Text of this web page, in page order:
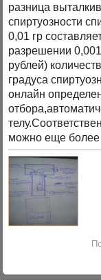
разница
спиртуозности
0,01 гр
разрешении
рублей)
градуса
онлайн
можно еще более